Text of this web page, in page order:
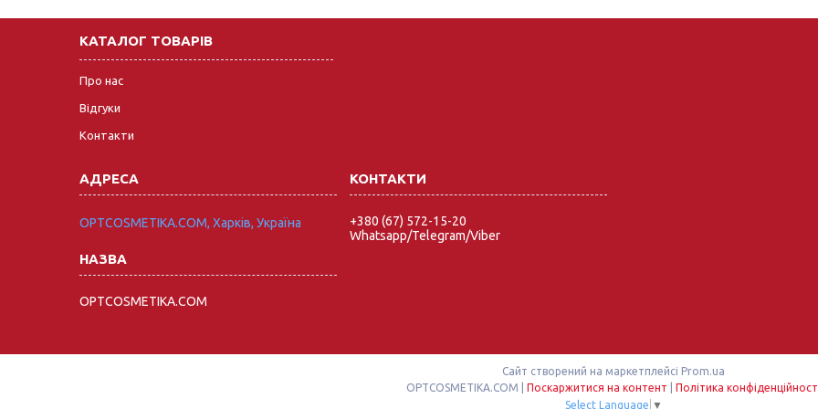
КАТАЛОГ ТОВАРІВ
Про нас
Відгуки
Контакти
OPTCOSMETIKA.COM, Харків, Україна
OPTCOSMETIKA.COM
+380 (67) 572-15-20
Whatsapp/Telegram/Viber
Сайт створений на маркетплейсі Prom.ua
Поскаржитися на контент
Політика
Select Language ▼